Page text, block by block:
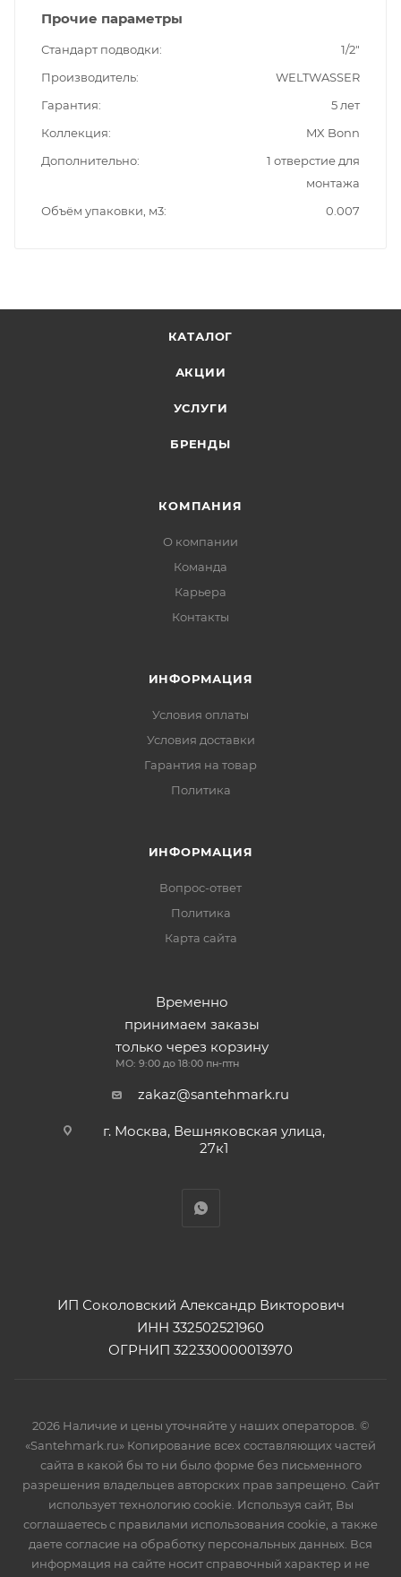
Прочие параметры
Стандарт подводки
1/2"
Производитель
WELTWASSER
Гарантия
5 лет
Коллекция
MX Bonn
Дополнительно
1 отверстие для
монтажа
Объём упаковки, м3
0.007
КАТАЛОГ
АКЦИИ
УСЛУГИ
БРЕНДЫ
КОМПАНИЯ
О компании
Команда
Карьера
Контакты
ИНФОРМАЦИЯ
Условия оплаты
Условия доставки
Гарантия на товар
Политика
ИНФОРМАЦИЯ
Вопрос-ответ
Политика
Карта сайта
Временно
принимаем заказы
только через корзину
МО: 9:00 до 18:00 пн-птн
zakaz@santehmark.ru
г. Москва, Вешняковская улица,
27к1
ИП Соколовский Александр Викторович
ИНН 332502521960
ОГРНИП 322330000013970
2026 Наличие и цены уточняйте у наших операторов. ©
«Santehmark.ru» Копирование всех составляющих частей
сайта в какой бы то ни было форме без письменного
разрешения владельцев авторских прав запрещено. Сайт
использует технологию cookie. Используя сайт, Вы
соглашаетесь с правилами использования cookie, а также
даете согласие на обработку персональных данных. Вся
информация на сайте носит справочный характер и не